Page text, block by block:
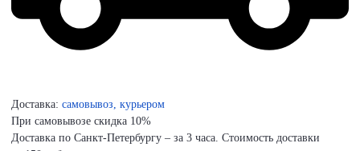
Доставка: самовывоз, курьером
При самовывозе скидка 10%
Доставка по Санкт-Петербургу – за 3 часа. Стоимость доставки